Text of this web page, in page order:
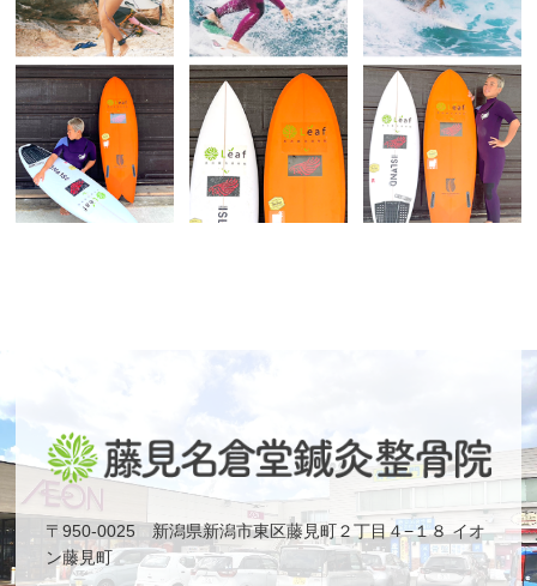
〒950-0025 新潟県新潟市東区藤見町２丁目４−１８ イオ
ン藤見町